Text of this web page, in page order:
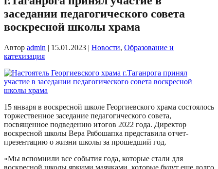
заседании педагогического совета
воскресной школы храма
Автор admin | 15.01.2023 | Новости, Образование и
катехизация
15 января в воскресной школе Георгиевского храма состоялось
торжественное заседание педагогического совета,
посвященное подведению итогов 2022 года. Директор
воскресной школы Вера Рябошапка представила отчет-
презентацию о жизни школы за прошедший год.
«Мы вспомнили все события года, которые стали для